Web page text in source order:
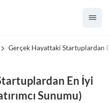
Gerçek Hayattaki Startuplardan
En İyi
Sunumu)